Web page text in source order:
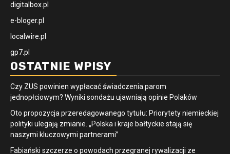
digitalbox.pl
e-bloger.pl
localwire.pl
gp7.pl
OSTATNIE WPISY
Czy ZUS powinien wypłacać świadczenia parom
jednopłciowym? Wyniki sondażu ujawniają opinie Polaków
Oto propozycja przeredagowanego tytułu: Priorytety niemieckiej
polityki ulegają zmianie. „Polska i kraje bałtyckie stają się
naszymi kluczowymi partnerami”
Fabiański szczerze o powodach przegranej rywalizacji ze